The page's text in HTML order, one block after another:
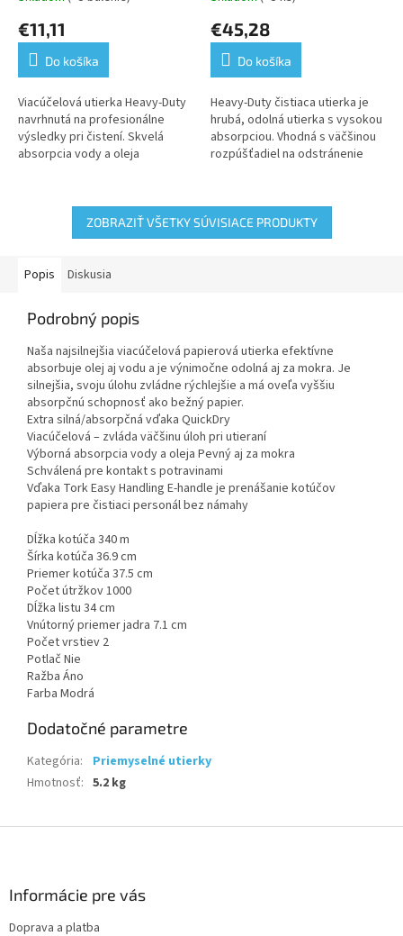
balík 45kusov, 8 balikov v
kartóne
€11,11
Do košíka
Viacúčelová utierka Heavy-Duty
navrhnutá na profesionálne
výsledky pri čistení. Skvelá
absorpcia vody a oleja
vrstva, 1 balík 180 kusov
€45,28
Do košíka
Heavy-Duty čistiaca utierka je
hrubá, odolná utierka s vysokou
absorpciou. Vhodná s väčšinou
rozpúšťadiel na odstránenie
ZOBRAZIŤ VŠETKY SÚVISIACE PRODUKTY
Popis Diskusia
Podrobný popis
Naša najsilnejšia viacúčelová papierová utierka efektívne
absorbuje olej aj vodu a je výnimočne odolná aj za mokra. Je
silnejšia, svoju úlohu zvládne rýchlejšie a má oveľa vyššiu
absorpčnú schopnosť ako bežný papier.
Extra silná/absorpčná vďaka QuickDry
Viacúčelová – zvláda väčšinu úloh pri utieraní
Výborná absorpcia vody a oleja Pevný aj za mokra
Schválená pre kontakt s potravinami
Vďaka Tork Easy Handling E-handle je prenášanie kotúčov
papiera pre čistiaci personál bez námahy
Dĺžka kotúča 340 m
Šírka kotúča 36.9 cm
Priemer kotúča 37.5 cm
Počet útržkov 1000
Dĺžka listu 34 cm
Vnútorný priemer jadra 7.1 cm
Počet vrstiev 2
Potlač Nie
Ražba Áno
Farba Modrá
Dodatočné parametre
Kategória:
Priemyselné utierky
Hmotnosť: 5.2 kg
Informácie pre vás
Doprava a platba